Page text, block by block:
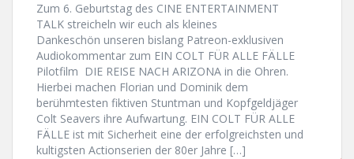
Zum 6. Geburtstag des CINE ENTERTAINMENT
TALK streicheln wir euch als kleines
Dankeschön unseren bislang Patreon-exklusiven
Audiokommentar zum EIN COLT FÜR ALLE FÄLLE
Pilotfilm DIE REISE NACH ARIZONA in die Ohren.
Hierbei machen Florian und Dominik dem
berühmtesten fiktiven Stuntman und Kopfgeldjäger
Colt Seavers ihre Aufwartung. EIN COLT FÜR ALLE
FÄLLE ist mit Sicherheit eine der erfolgreichsten und
kultigsten Actionserien der 80er Jahre […]